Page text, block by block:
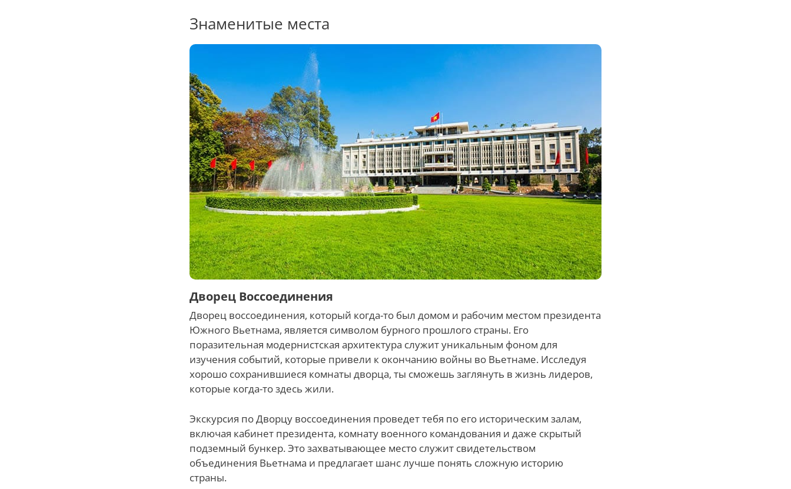
Знаменитые места
Дворец Воссоединения
Дворец воссоединения, который когда-то был домом и рабочим местом президента
Южного Вьетнама, является символом бурного прошлого страны. Его
поразительная модернистская архитектура служит уникальным фоном для
изучения событий, которые привели к окончанию войны во Вьетнаме. Исследуя
хорошо сохранившиеся комнаты дворца, ты сможешь заглянуть в жизнь лидеров,
которые когда-то здесь жили.
Экскурсия по Дворцу воссоединения проведет тебя по его историческим залам,
включая кабинет президента, комнату военного командования и даже скрытый
подземный бункер. Это захватывающее место служит свидетельством
объединения Вьетнама и предлагает шанс лучше понять сложную историю
страны.